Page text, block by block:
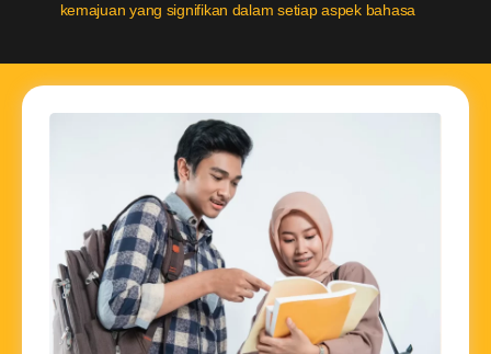
kemajuan yang signifikan dalam setiap aspek bahasa